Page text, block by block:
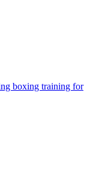
boxing training for